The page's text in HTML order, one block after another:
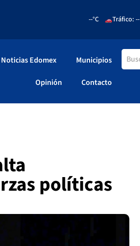
--°C Tráfico: --
Noticias Edomex Municipios
Opinión Contacto
políticas